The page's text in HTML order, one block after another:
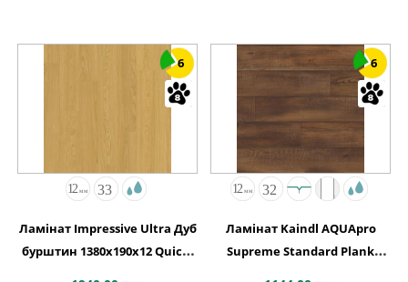
6
Ламінат Impressive Ultra Дуб
бурштин 1380х190x12 Quick-
6
Ламінат Kaindl AQUApro
Supreme Standard Plank